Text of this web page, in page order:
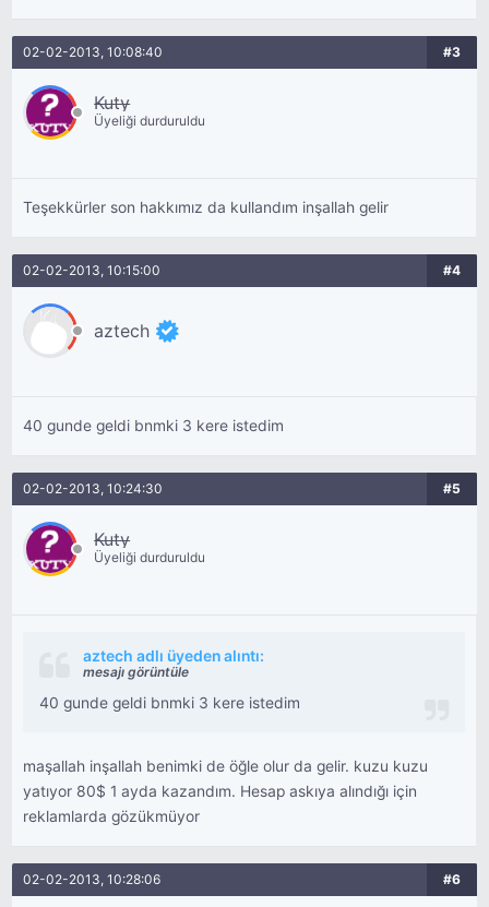
02-02-2013, 10:08:40 #3
Kuty
Üyeliği durduruldu
Teşekkürler son hakkımız da kullandım inşallah gelir
02-02-2013, 10:15:00 #4
aztech
40 gunde geldi bnmki 3 kere istedim
02-02-2013, 10:24:30 #5
Kuty
Üyeliği durduruldu
aztech adlı üyeden alıntı:
mesajı görüntüle
40 gunde geldi bnmki 3 kere istedim
maşallah inşallah benimki de öğle olur da gelir. kuzu kuzu
yatıyor 80$ 1 ayda kazandım. Hesap askıya alındığı için
reklamlarda gözükmüyor
02-02-2013, 10:28:06 #6